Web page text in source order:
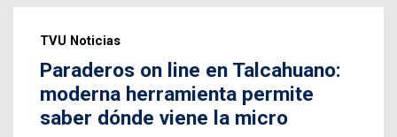
TVU Noticias
Paraderos on line en Talcahuano:
moderna herramienta permite
saber dónde viene la micro